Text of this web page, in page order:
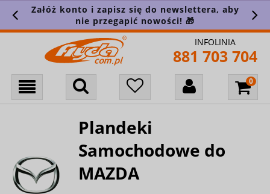
Załóż konto i zapisz się do newslettera, aby
nie przegapić nowości! 🎁
INFOLINIA
881 703 704
Plandeki
Samochodowe do
MAZDA